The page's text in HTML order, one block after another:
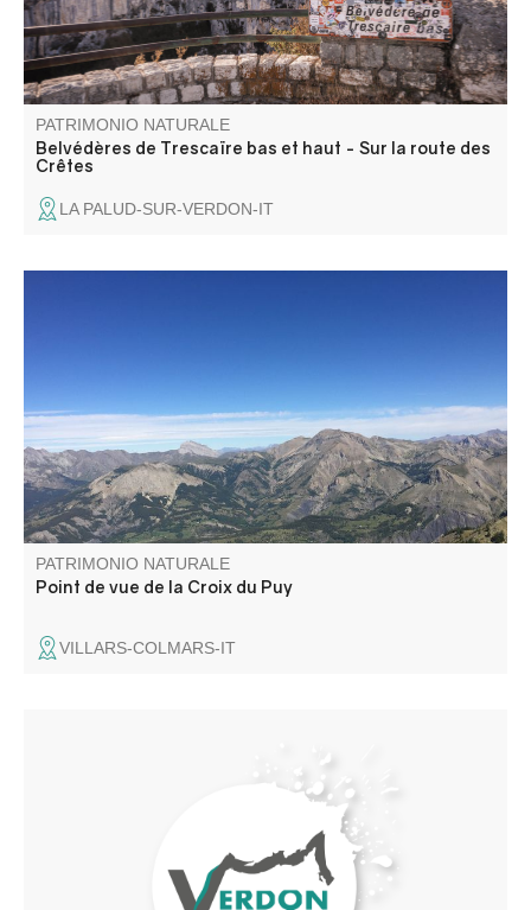
PATRIMONIO NATURALE
Belvédères de Trescaïre bas et haut - Sur la route des
Crêtes
LA PALUD-SUR-VERDON-IT
PATRIMONIO NATURALE
Point de vue de la Croix du Puy
VILLARS-COLMARS-IT
avant d'arriver au village d'Angles, se trouve ce trésor
naturel qui tire son nom du village de Barrême, au cœur
de La Réserve Naturelle Géologique de Haute -